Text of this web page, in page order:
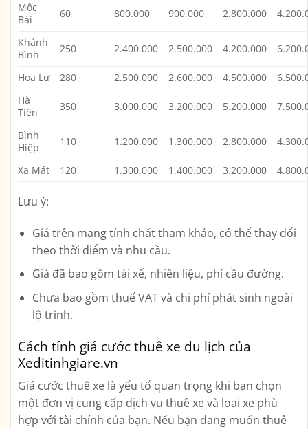
Mộc
Bài
60 800.000 900.000 2.800.000
Khánh
Bình
250 2.400.000 2.500.000 4.200.000
Hoa Lư 280 2.500.000 2.600.000 4.500.000
Hà
Tiên
350 3.000.000 3.200.000 5.200.000
Bình
Hiệp
110 1.200.000 1.300.000 2.800.000
Xa Mát 120 1.300.000 1.400.000 3.200.000
Lưu ý:
Giá trên mang tính chất tham khảo, có thể thay đổi
theo thời điểm và nhu cầu.
Giá đã bao gồm tài xế, nhiên liệu, phí cầu đường.
Chưa bao gồm thuế VAT và chi phí phát sinh ngoài
lộ trình.
Cách tính giá cước thuê xe du lịch của
Xeditinhgiare.vn
Giá cước thuê xe là yếu tố quan trọng khi bạn chọn
một đơn vị cung cấp dịch vụ thuê xe và loại xe phù
hợp với tài chính của bạn. Nếu bạn đang muốn thuê